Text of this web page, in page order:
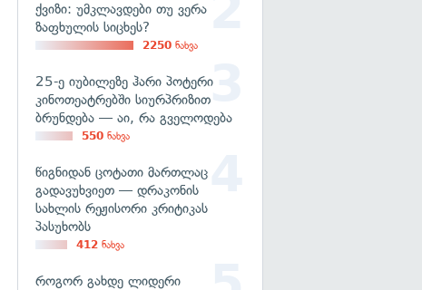
ქვიზი: უმკლავდები თუ ვერა
ზაფხულის სიცხეს?
2250 ნახვა
25-ე იუბილეზე ჰარი პოტერი
კინოთეატრებში სიურპრიზით
ბრუნდება — აი, რა გველოდება
550 ნახვა
წიგნიდან ცოტათი მართლაც
გადავუხვიეთ — დრაკონის
სახლის რეჟისორი კრიტიკას
პასუხობს
412 ნახვა
როგორ გახდე ლიდერი